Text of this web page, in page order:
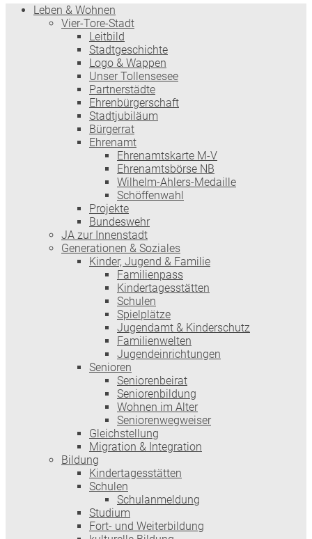
Leben & Wohnen
Vier-Tore-Stadt
Leitbild
Stadtgeschichte
Logo & Wappen
Unser Tollensesee
Partnerstädte
Ehrenbürgerschaft
Stadtjubiläum
Bürgerrat
Ehrenamt
Ehrenamtskarte M-V
Ehrenamtsbörse NB
Wilhelm-Ahlers-Medaille
Schöffenwahl
Projekte
Bundeswehr
JA zur Innenstadt
Generationen & Soziales
Kinder, Jugend & Familie
Familienpass
Kindertages­stätten
Schulen
Spielplätze
Jugendamt & Kinderschutz
Familienwelten
Jugendeinrichtungen
Senioren
Seniorenbeirat
Seniorenbildung
Wohnen im Alter
Seniorenwegweiser
Gleichstellung
Migration & Integration
Bildung
Kindertagesstätten
Schulen
Schulanmeldung
Studium
Fort- und Weiterbildung